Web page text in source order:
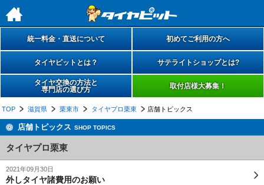
h
統一料金・直送について 初めてご利用の方へ
タイヤピットとは？ サテライトショップとは?
タイヤ交換の方法と
専門店の選び方
取付店様大募集！
TOP 滋賀県 栗東市 タイヤプロ栗東 店舗トピックス
店舗トピックス SHOP TOPICS
タイヤプロ栗東
2021年09月30日
外しタイヤ諸費用のお願い